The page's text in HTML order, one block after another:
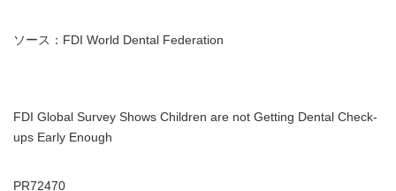
ソース：FDI World Dental Federation
FDI Global Survey Shows Children are not Getting Dental Check-
ups Early Enough
PR72470